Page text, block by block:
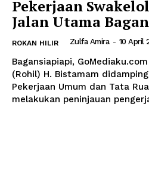
Pekerjaan
Jalan Utama
ROKAN HILIR Zulfa Amira - 10 April
Bagansiapiapi,
(Rohil) H. Bistamam
Pekerjaan Umum dan Tata
melakukan peninjauan